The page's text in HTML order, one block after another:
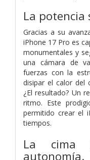
La potencia
Gracias a su
iPhone 17 Pro es
monumentales y
una cámara de
fuerzas con la
disipar el calor del
¿El resultado? Un
ritmo. Este
permitido crear el
tiempos.
La
autonomía.